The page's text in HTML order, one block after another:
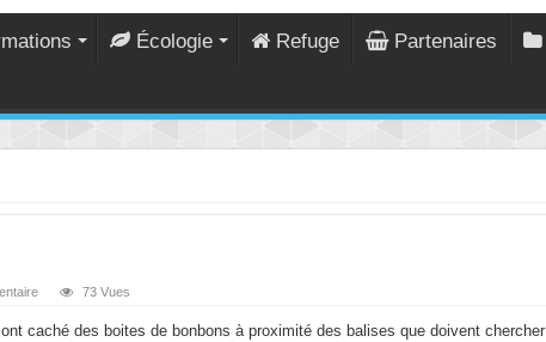
Écologie Refuge Partenaires
73 Vues
caché des boites de bonbons à proximité des balises que doivent chercher